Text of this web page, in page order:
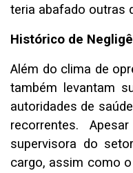
teria abafado outras
Histórico de
Além do clima de
também levantam
autoridades de
recorrentes.
supervisora do
cargo, assim como